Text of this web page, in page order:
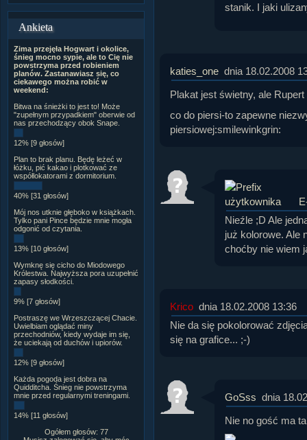
Ankieta
Zima przejęła Hogwart i okolice,
śnieg mocno sypie, ale to Cię nie
powstrzyma przed robieniem
planów. Zastanawiasz się, co
ciekawego można robić w
weekend:
Bitwa na śnieżki to jest to! Może
"zupełnym przypadkiem" oberwie od
nas przechodzący obok Snape.
12% [9 głosów]
Plan to brak planu. Będę leżeć w
łóżku, pić kakao i plotkować ze
współlokatorami z dormitorium.
40% [31 głosów]
Mój nos utknie głęboko w książkach.
Tylko pani Pince będzie mnie mogła
odgonić od czytania.
13% [10 głosów]
Wymknę się cicho do Miodowego
Królestwa. Najwyższa pora uzupełnić
zapasy słodkości.
9% [7 głosów]
Postraszę we Wrzeszczącej Chacie.
Uwielbiam oglądać miny
przechodniów, kiedy wydaje im się,
że uciekają od duchów i upiorów.
12% [9 głosów]
Każda pogoda jest dobra na
Quidditcha. Śnieg nie powstrzyma
mnie przed regularnymi treningami.
14% [11 głosów]
Ogółem głosów: 77
stanik. I jaki
katies_one dnia 18.02.2008
Plakat jest świetny, ale
co do piersi-to zapewne
piersiowej:smilewinkgrin:
Nieźle ;D Ale
już kolorowe. Ale
choćby nie wiem
Krico dnia 18.02.2008 13:36
Nie da się pokolorować
się na grafice... ;-)
GoSss dnia
Nie no gość ma